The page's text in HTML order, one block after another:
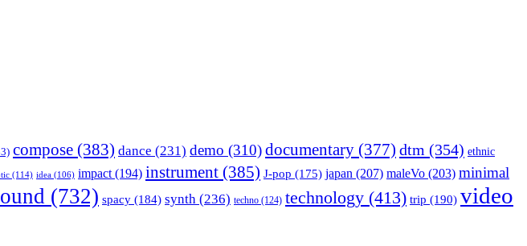
compose (383) dance (231) demo (310)documentary (377) dtm (354) ethnic
(114) idea (106) impact (194) instrument (385) J-pop (175) japan (207) maleVo (203) minimal
(732) spacy (184) synth (236) techno (124) technology (413) trip (190) video